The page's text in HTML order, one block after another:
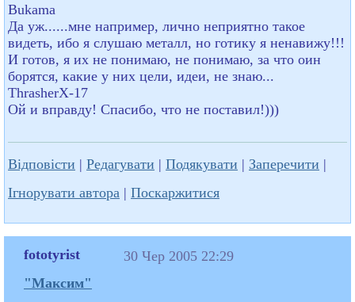
Bukama
Да уж......мне например, лично неприятно такое
видеть, ибо я слушаю металл, но готику я ненавижу!!!
И готов, я их не понимаю, не понимаю, за что оин
борятся, какие у них цели, идеи, не знаю...
ThrasherX-17
Ой и вправду! Спасибо, что не поставил!)))
Відповісти | Редагувати | Подякувати | Заперечити |
Ігнорувати автора | Поскаржитися
fototyrist
"Максим"
30 Чер 2005 22:29